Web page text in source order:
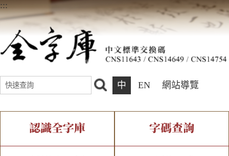
:::
中 EN 網站導覽
認識全字庫 字碼查詢